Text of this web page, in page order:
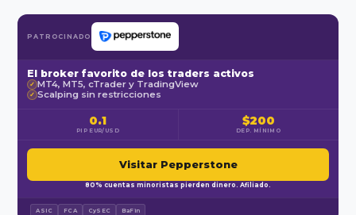
PATROCINADO
El broker favorito de los traders activos
✓ MT4, MT5, cTrader y TradingView
✓ Scalping sin restricciones
0.1
PIP EUR/USD
$200
DEP. MÍNIMO
Visitar Pepperstone
80% cuentas minoristas pierden dinero. Afiliado.
ASIC FCA CySEC BaFin